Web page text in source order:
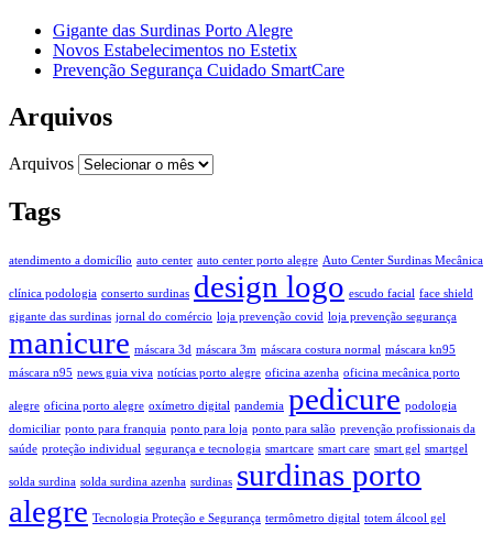
Gigante das Surdinas Porto Alegre
Novos Estabelecimentos no Estetix
Prevenção Segurança Cuidado SmartCare
Arquivos
Arquivos
Tags
atendimento a domicílio auto center auto center porto alegre Auto Center Surdinas Mecânica
clínica podologia conserto surdinas design logo escudo facial face shield
gigante das surdinas jornal do comércio loja prevenção covid loja prevenção segurança
manicure máscara 3d máscara 3m máscara costura normal máscara kn95
máscara n95 news guia viva notícias porto alegre oficina azenha oficina mecânica porto
alegre oficina porto alegre oxímetro digital pandemia pedicure podologia
domiciliar ponto para franquia ponto para loja ponto para salão prevenção profissionais da
saúde proteção individual segurança e tecnologia smartcare smart care smart gel smartgel
solda surdina solda surdina azenha surdinas surdinas porto
alegre Tecnologia Proteção e Segurança termômetro digital totem álcool gel